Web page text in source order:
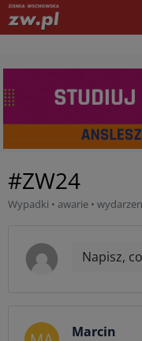
#ZW24
Wypadki • awarie •
Napisz,
Marcin